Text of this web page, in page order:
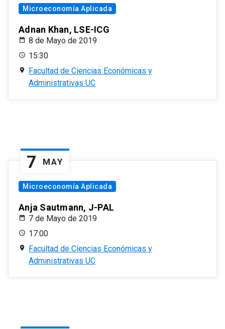
Microeconomía Aplicada
Adnan Khan, LSE-ICG
8 de Mayo de 2019
15:30
Facultad de Ciencias Económicas y
Administrativas UC
7 MAY
Microeconomía Aplicada
Anja Sautmann, J-PAL
7 de Mayo de 2019
17:00
Facultad de Ciencias Económicas y
Administrativas UC